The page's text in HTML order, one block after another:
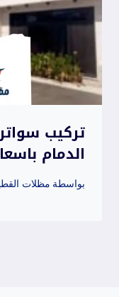
تركيب
الدمام
بواسطة مظلات